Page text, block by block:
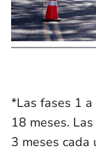
*Las fases 1
18 meses.
3 meses cada